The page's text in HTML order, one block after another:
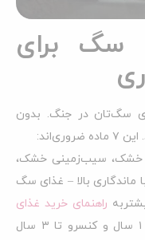
سگ برای
سگ‌تان در جنگ. بدون
خشک، سیب‌زمینی خشک،
ماندگاری بالا – غذای سگ
راهنمای خرید غذای
مراجعه کنید غذای خشک تا ۱ سال و کنسرو تا ۳ سال